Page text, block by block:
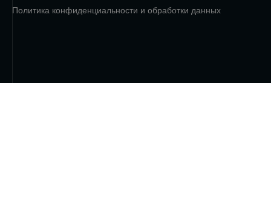
Политика конфиденциальности и обработки данных